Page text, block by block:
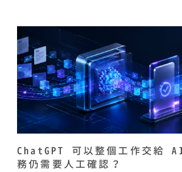
ChatGPT 可以整個工作交給
務仍需要人工確認？